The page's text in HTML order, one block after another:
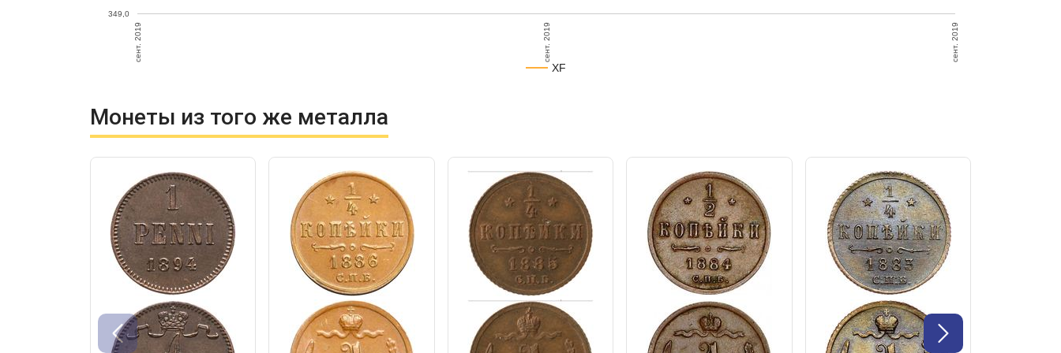
XF
сент. 2019 сент. 2019 сент. 2019
349,0
Монеты из того же металла